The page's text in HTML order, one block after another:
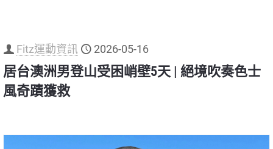
Fitz運動資訊 2026-05-16
居台澳洲男登山受困峭壁5天 | 絕境吹奏色士
風奇蹟獲救